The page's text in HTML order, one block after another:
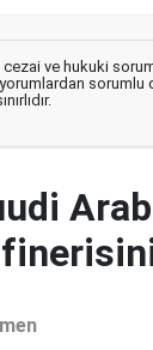
cezai ve hukuki
sorumlu